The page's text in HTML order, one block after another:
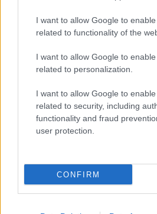
I want to allow Google to
related to functionality of the
I want to allow Google to
related to personalization.
I want to allow Google to
related to security, including
functionality and fraud
user protection.
CONFIRM
Hogyan kell megenni egy
jó, ha mindenből (a tésztából,
macaronból) egyszerre jut a
leveszed a macaront, és külön
esetleg az, ha leveszed, és
harapsz egy kis macaront is?
A púpos: Madeleine
2014. május 18.